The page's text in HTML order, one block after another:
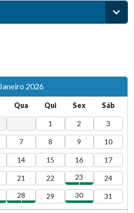
Janeiro 2026
Qua Qui Sex Sáb
1 2 3
7 8 9 10
14 15 16 17
21 22 23 24
28 29 30 31